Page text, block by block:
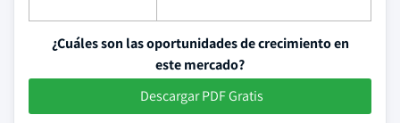
¿Cuáles son las oportunidades de crecimiento en
este mercado?
Descargar PDF Gratis